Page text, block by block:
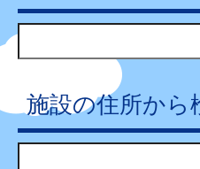
施設の住所から